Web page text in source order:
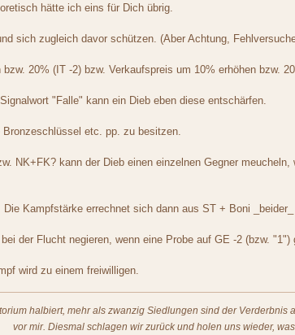
hätte ich eins für Dich übrig.
sich zugleich davor schützen. (Aber Achtung,
20% (IT -2) bzw. Verkaufspreis um 10% erhöhen bzw.
"Falle" kann ein Dieb eben diese entschärfen.
etc. pp. zu besitzen.
NK+FK? kann der Dieb einen einzelnen Gegner
Kampfstärke errechnet sich dann aus ST + Boni _beider_
der Flucht negieren, wenn eine Probe auf GE -2 (bzw. "1")
wird zu einem freiwilligen.
halbiert, mehr als zwanzig Siedlungen sind der
vor mir. Diesmal schlagen wir zurück und holen uns wieder,